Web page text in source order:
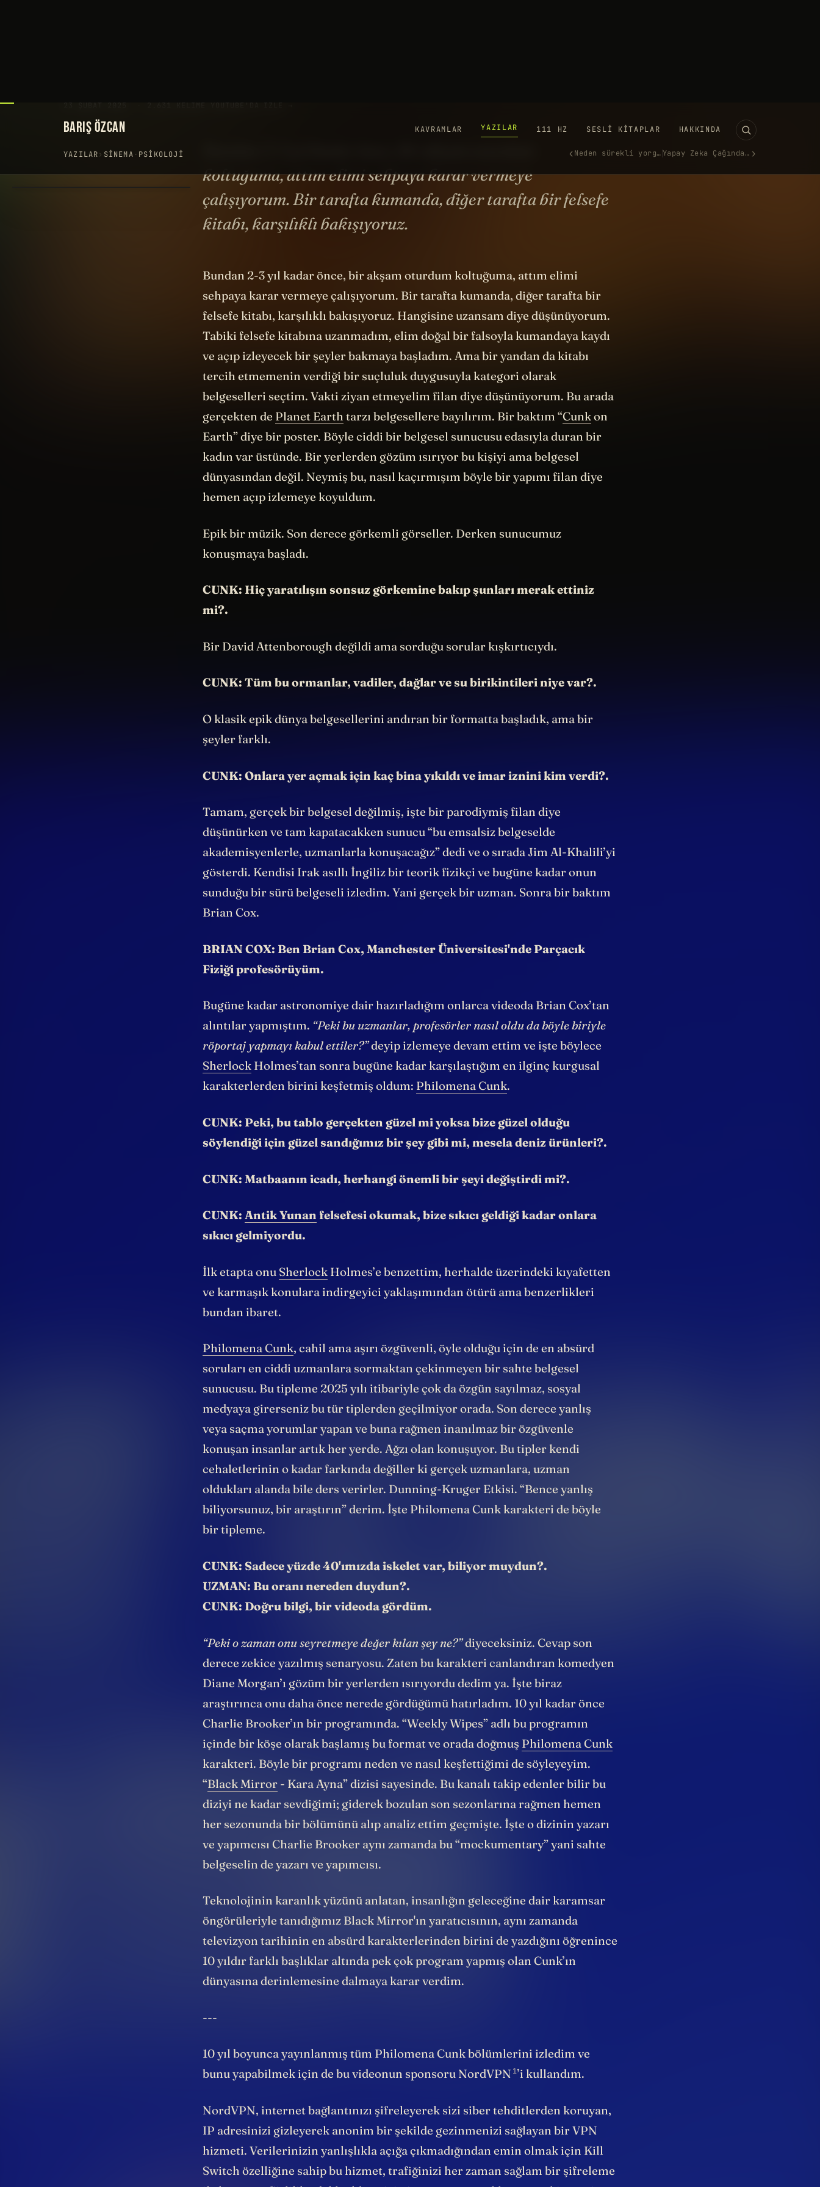
koltuğuma, attım elimi sehpaya karar vermeye
çalışıyorum. Bir tarafta kumanda, diğer tarafta bir felsefe
kitabı, karşılıklı bakışıyoruz.
Bundan 2-3 yıl kadar önce, bir akşam oturdum koltuğuma, attım elimi
sehpaya karar vermeye çalışıyorum. Bir tarafta kumanda, diğer tarafta bir
felsefe kitabı, karşılıklı bakışıyoruz. Hangisine uzansam diye düşünüyorum.
Tabiki felsefe kitabına uzanmadım, elim doğal bir falsoyla kumandaya kaydı
ve açıp izleyecek bir şeyler bakmaya başladım. Ama bir yandan da kitabı
tercih etmemenin verdiği bir suçluluk duygusuyla kategori olarak
belgeselleri seçtim. Vakti ziyan etmeyelim filan diye düşünüyorum. Bu arada
gerçekten de Planet Earth tarzı belgesellere bayılırım. Bir baktım “ Cunk
Earth” diye bir poster. Böyle ciddi bir belgesel sunucusu edasıyla duran bir
kadın var üstünde. Bir yerlerden gözüm ısırıyor bu kişiyi ama belgesel
dünyasından değil. Neymiş bu, nasıl kaçırmışım böyle bir yapımı filan diye
hemen açıp izlemeye koyuldum.
Epik bir müzik. Son derece görkemli görseller. Derken sunucumuz
konuşmaya başladı.
CUNK: Hiç yaratılışın sonsuz görkemine bakıp şunları merak ettiniz
Bir David Attenborough değildi ama sorduğu sorular kışkırtıcıydı.
CUNK: Tüm bu ormanlar, vadiler, dağlar ve su birikintileri niye var?.
O klasik epik dünya belgesellerini andıran bir formatta başladık, ama bir
şeyler farklı.
CUNK: Onlara yer açmak için kaç bina yıkıldı ve imar iznini kim verdi?.
Tamam, gerçek bir belgesel değilmiş, işte bir parodiymiş filan diye
düşünürken ve tam kapatacakken sunucu “bu emsalsiz belgeselde
akademisyenlerle, uzmanlarla konuşacağız” dedi ve o sırada Jim Al-Khalili’yi
gösterdi. Kendisi Irak asıllı İngiliz bir teorik fizikçi ve bugüne kadar onun
sunduğu bir sürü belgeseli izledim. Yani gerçek bir uzman. Sonra bir baktım
BRIAN COX: Ben Brian Cox, Manchester Üniversitesi'nde Parçacık
Fiziği profesörüyüm.
Bugüne kadar astronomiye dair hazırladığım onlarca videoda Brian Cox’tan
alıntılar yapmıştım.
“Peki bu uzmanlar, profesörler nasıl oldu da böyle biriyle
röportaj yapmayı kabul ettiler?”
deyip izlemeye devam ettim ve işte böylece
Sherlock Holmes’tan sonra bugüne kadar karşılaştığım en ilginç kurgusal
karakterlerden birini keşfetmiş oldum: Philomena Cunk
CUNK: Peki, bu tablo gerçekten güzel mi yoksa bize güzel olduğu
söylendiği için güzel sandığımız bir şey gibi mi, mesela deniz ürünleri?.
CUNK: Matbaanın icadı, herhangi önemli bir şeyi değiştirdi mi?.
Antik Yunan felsefesi okumak, bize sıkıcı geldiği kadar onlara
sıkıcı gelmiyordu.
İlk etapta onu Sherlock Holmes’e benzettim, herhalde üzerindeki kıyafetten
ve karmaşık konulara indirgeyici yaklaşımından ötürü ama benzerlikleri
Philomena Cunk, cahil ama aşırı özgüvenli, öyle olduğu için de en absürd
soruları en ciddi uzmanlara sormaktan çekinmeyen bir sahte belgesel
sunucusu. Bu tipleme 2025 yılı itibariyle çok da özgün sayılmaz, sosyal
medyaya girerseniz bu tür tiplerden geçilmiyor orada. Son derece yanlış
veya saçma yorumlar yapan ve buna rağmen inanılmaz bir özgüvenle
konuşan insanlar artık her yerde. Ağzı olan konuşuyor. Bu tipler kendi
cehaletlerinin o kadar farkında değiller ki gerçek uzmanlara, uzman
oldukları alanda bile ders verirler. Dunning-Kruger Etkisi. “Bence yanlış
biliyorsunuz, bir araştırın” derim. İşte Philomena Cunk karakteri de böyle
bir tipleme.
CUNK: Sadece yüzde 40'ımızda iskelet var, biliyor muydun?.
UZMAN: Bu oranı nereden duydun?.
CUNK: Doğru bilgi, bir videoda gördüm.
“Peki o zaman onu seyretmeye değer kılan şey ne?”
diyeceksiniz. Cevap son
derece zekice yazılmış senaryosu. Zaten bu karakteri canlandıran komedyen
Diane Morgan’ı gözüm bir yerlerden ısırıyordu dedim ya. İşte biraz
araştırınca onu daha önce nerede gördüğümü hatırladım. 10 yıl kadar önce
Charlie Brooker’ın bir programında. “Weekly Wipes” adlı bu programın
içinde bir köşe olarak başlamış bu format ve orada doğmuş Philomena Cunk
karakteri. Böyle bir programı neden ve nasıl keşfettiğimi de söyleyeyim.
Black Mirror - Kara Ayna” dizisi sayesinde. Bu kanalı takip edenler bilir bu
diziyi ne kadar sevdiğimi; giderek bozulan son sezonlarına rağmen hemen
her sezonunda bir bölümünü alıp analiz ettim geçmişte. İşte o dizinin yazarı
ve yapımcısı Charlie Brooker aynı zamanda bu “mockumentary” yani sahte
belgeselin de yazarı ve yapımcısı.
Teknolojinin karanlık yüzünü anlatan, insanlığın geleceğine dair karamsar
öngörüleriyle tanıdığımız Black Mirror'ın yaratıcısının, aynı zamanda
televizyon tarihinin en absürd karakterlerinden birini de yazdığını öğrenince
10 yıldır farklı başlıklar altında pek çok program yapmış olan Cunk’ın
dünyasına derinlemesine dalmaya karar verdim.
10 yıl boyunca yayınlanmış tüm Philomena Cunk bölümlerini izledim ve
bunu yapabilmek için de bu videonun sponsoru NordVPN
NordVPN, internet bağlantınızı şifreleyerek sizi siber tehditlerden koruyan,
IP adresinizi gizleyerek anonim bir şekilde gezinmenizi sağlayan bir VPN
hizmeti. Verilerinizin yanlışlıkla açığa çıkmadığından emin olmak için Kill
Switch özelliğine sahip bu hizmet, trafiğinizi her zaman sağlam bir şifreleme